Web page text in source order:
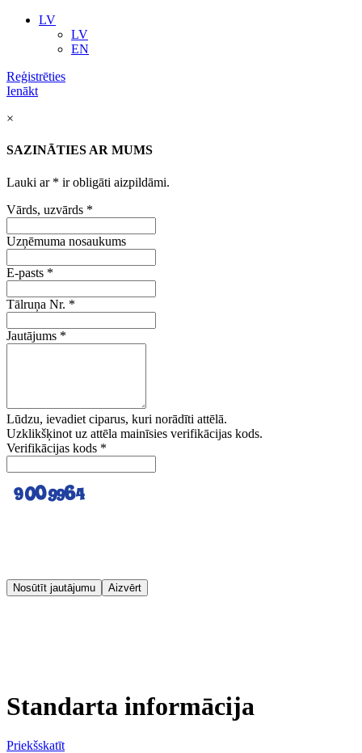
LV
LV
EN
Reģistrēties
Ienākt
×
SAZINĀTIES AR MUMS
Lauki ar * ir obligāti aizpildāmi.
Vārds, uzvārds *
Uzņēmuma nosaukums
E-pasts *
Tālruņa Nr. *
Jautājums *
Lūdzu, ievadiet ciparus, kuri norādīti attēlā.
Uzklikšķinot uz attēla mainīsies verifikācijas kods.
Verifikācijas kods *
Nosūtīt jautājumu Aizvērt
Standarta informācija
Priekšskatīt